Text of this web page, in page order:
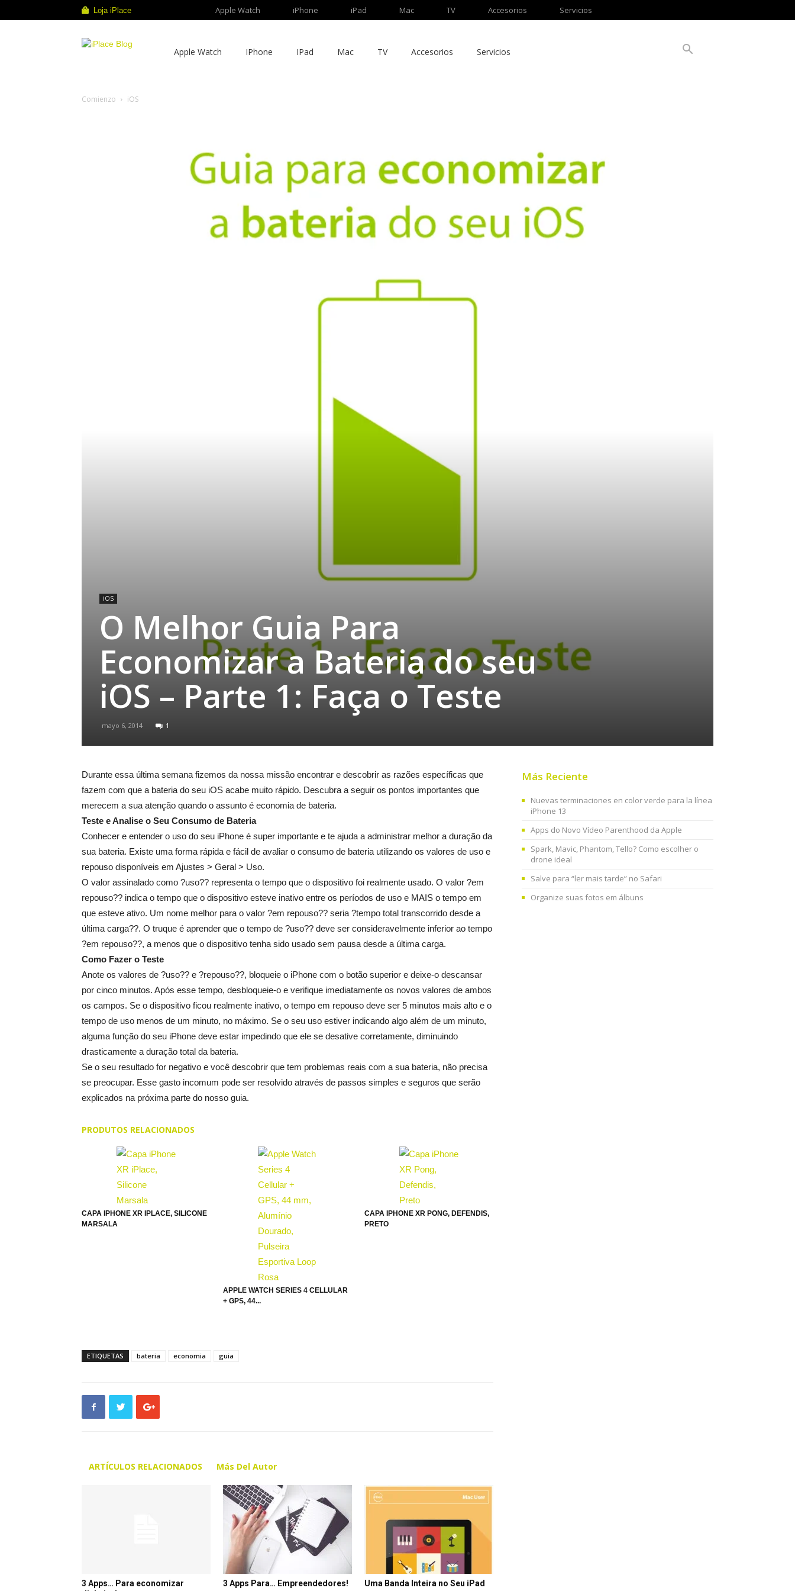
Loja iPlace Apple Watch iPhone iPad Mac TV Accesorios Servicios
Apple Watch IPhone IPad Mac TV Accesorios Servicios
Comienzo iOS
iOS
O Melhor Guia Para
Economizar a Bateria do seu
iOS – Parte 1: Faça o Teste
mayo 6, 2014 1
Durante essa última semana fizemos da nossa missão encontrar e descobrir as razões específicas que
fazem com que a bateria do seu iOS acabe muito rápido. Descubra a seguir os pontos importantes que
merecem a sua atenção quando o assunto é economia de bateria.
Teste e Analise o Seu Consumo de Bateria
Conhecer e entender o uso do seu iPhone é super importante e te ajuda a administrar melhor a duração da
sua bateria. Existe uma forma rápida e fácil de avaliar o consumo de bateria utilizando os valores de uso e
repouso disponíveis em Ajustes > Geral > Uso.
O valor assinalado como ?uso?? representa o tempo que o dispositivo foi realmente usado. O valor ?em
repouso?? indica o tempo que o dispositivo esteve inativo entre os períodos de uso e MAIS o tempo em
que esteve ativo. Um nome melhor para o valor ?em repouso?? seria ?tempo total transcorrido desde a
última carga??. O truque é aprender que o tempo de ?uso?? deve ser consideravelmente inferior ao tempo
?em repouso??, a menos que o dispositivo tenha sido usado sem pausa desde a última carga.
Como Fazer o Teste
Anote os valores de ?uso?? e ?repouso??, bloqueie o iPhone com o botão superior e deixe-o descansar
por cinco minutos. Após esse tempo, desbloqueie-o e verifique imediatamente os novos valores de ambos
os campos. Se o dispositivo ficou realmente inativo, o tempo em repouso deve ser 5 minutos mais alto e o
tempo de uso menos de um minuto, no máximo. Se o seu uso estiver indicando algo além de um minuto,
alguma função do seu iPhone deve estar impedindo que ele se desative corretamente, diminuindo
drasticamente a duração total da bateria.
Se o seu resultado for negativo e você descobrir que tem problemas reais com a sua bateria, não precisa
se preocupar. Esse gasto incomum pode ser resolvido através de passos simples e seguros que serão
explicados na próxima parte do nosso guia.
PRODUTOS RELACIONADOS
CAPA IPHONE XR IPLACE, SILICONE
MARSALA
APPLE WATCH SERIES 4 CELLULAR
+ GPS, 44...
CAPA IPHONE XR PONG, DEFENDIS,
PRETO
ETIQUETAS bateria economia guia
ARTÍCULOS RELACIONADOS Más Del Autor
3 Apps… Para economizar
3 Apps Para… Empreendedores! Uma Banda Inteira no Seu iPad
Más Reciente
Nuevas terminaciones en color verde para la línea
iPhone 13
Apps do Novo Vídeo Parenthood da Apple
Spark, Mavic, Phantom, Tello? Como escolher o
drone ideal
Salve para “ler mais tarde” no Safari
Organize suas fotos em álbuns